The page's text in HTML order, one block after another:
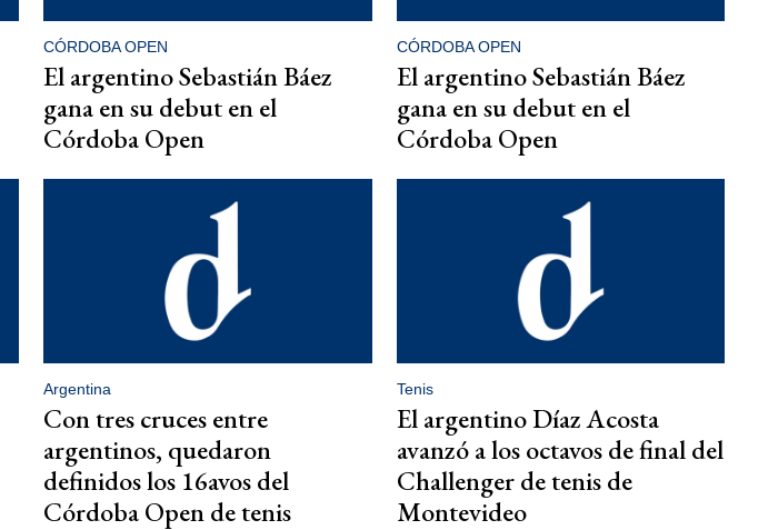
CÓRDOBA OPEN
El argentino Sebastián Báez
gana en su debut en el
Córdoba Open
CÓRDOBA OPEN
El argentino Sebastián Báez
gana en su debut en el
Córdoba Open
Argentina
Con tres cruces entre
argentinos, quedaron
definidos los 16avos del
Córdoba Open de tenis
Tenis
El argentino Díaz Acosta
avanzó a los octavos de final del
Challenger de tenis de
Montevideo